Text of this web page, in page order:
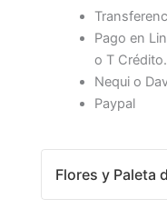
Pago en
o T Crédito.
Nequi o
Paypal
Flores y Paleta